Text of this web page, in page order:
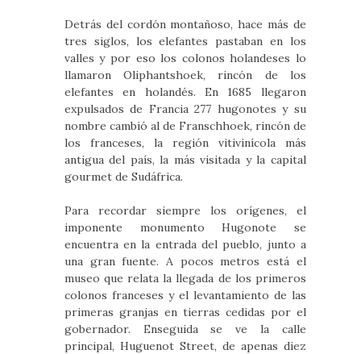
Detrás del cordón montañoso, hace más de
tres siglos, los elefantes pastaban en los
valles y por eso los colonos holandeses lo
llamaron Oliphantshoek, rincón de los
elefantes en holandés. En 1685 llegaron
expulsados de Francia 277 hugonotes y su
nombre cambió al de Franschhoek, rincón de
los franceses, la región vitivinícola más
antigua del país, la más visitada y la capital
gourmet de Sudáfrica.
Para recordar siempre los orígenes, el
imponente monumento Hugonote se
encuentra en la entrada del pueblo, junto a
una gran fuente. A pocos metros está el
museo que relata la llegada de los primeros
colonos franceses y el levantamiento de las
primeras granjas en tierras cedidas por el
gobernador. Enseguida se ve la calle
principal, Huguenot Street, de apenas diez